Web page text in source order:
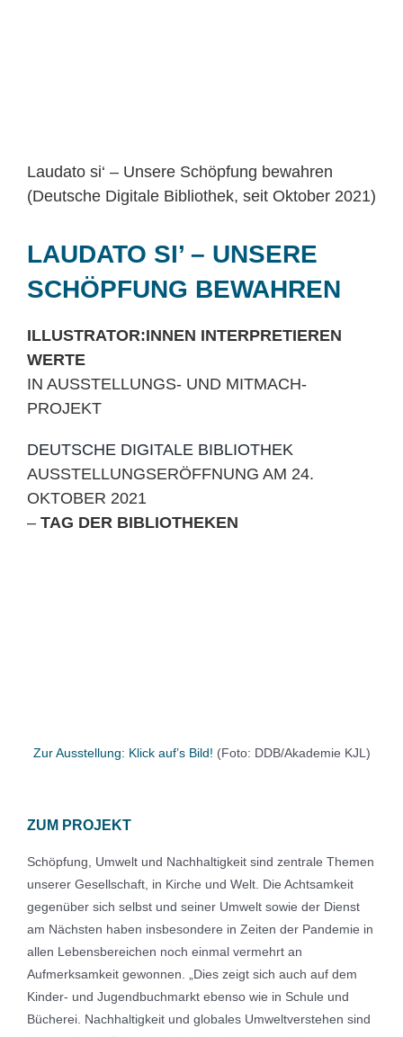
Laudato si‘ – Unsere Schöpfung bewahren
(Deutsche Digitale Bibliothek, seit Oktober 2021)
LAUDATO SI’ – UNSERE
SCHÖPFUNG BEWAHREN
ILLUSTRATOR:INNEN INTERPRETIEREN
WERTE
IN AUSSTELLUNGS- UND MITMACH-
PROJEKT
DEUTSCHE DIGITALE BIBLIOTHEK
AUSSTELLUNGSERÖFFNUNG AM 24.
OKTOBER 2021
– TAG DER BIBLIOTHEKEN
Zur Ausstellung: Klick auf’s Bild! (Foto: DDB/Akademie KJL)
ZUM PROJEKT
Schöpfung, Umwelt und Nachhaltigkeit sind zentrale Themen
unserer Gesellschaft, in Kirche und Welt. Die Achtsamkeit
gegenüber sich selbst und seiner Umwelt sowie der Dienst
am Nächsten haben insbesondere in Zeiten der Pandemie in
allen Lebensbereichen noch einmal vermehrt an
Aufmerksamkeit gewonnen. „Dies zeigt sich auch auf dem
Kinder- und Jugendbuchmarkt ebenso wie in Schule und
Bücherei. Nachhaltigkeit und globales Umweltverstehen sind